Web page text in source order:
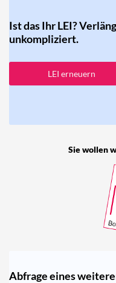
Ist das Ihr LEI?
unkompliziert.
LEI erneuern
Sie wollen
Abfrage eines